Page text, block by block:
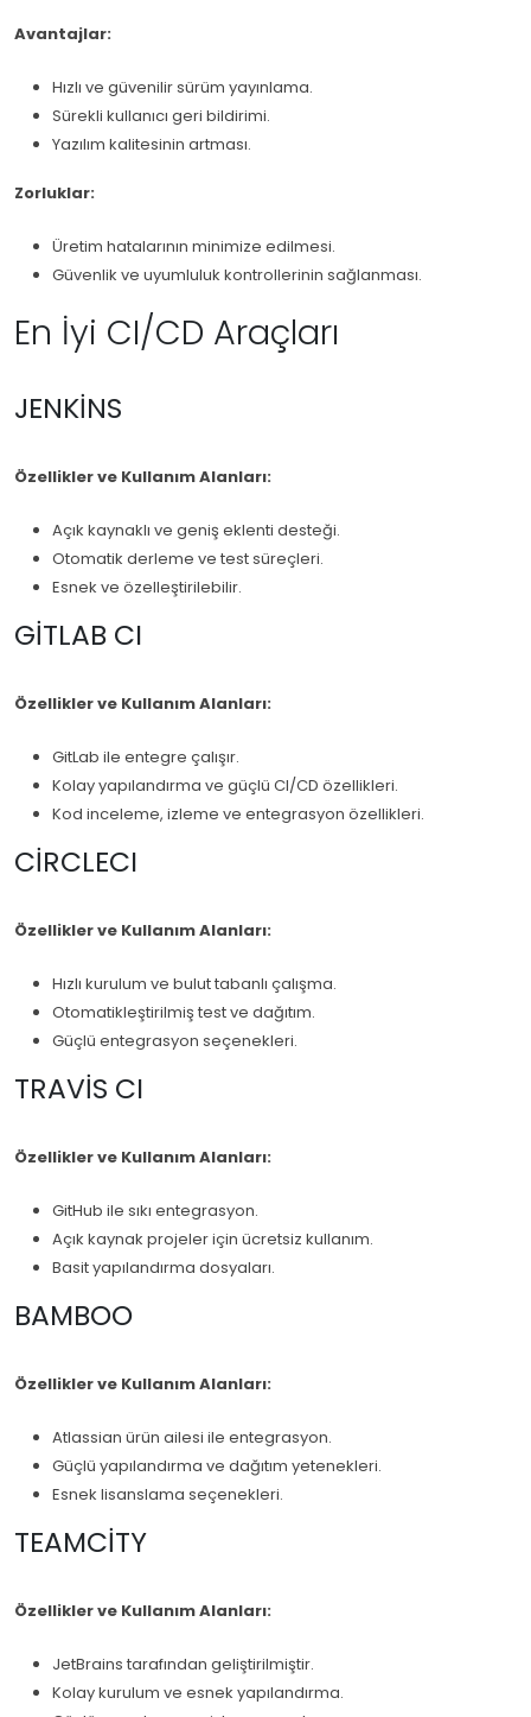
Avantajlar:
Hızlı ve güvenilir sürüm yayınlama.
Sürekli kullanıcı geri bildirimi.
Yazılım kalitesinin artması.
Zorluklar:
Üretim hatalarının minimize edilmesi.
Güvenlik ve uyumluluk kontrollerinin sağlanması.
En İyi CI/CD Araçları
JENKINS
Özellikler ve Kullanım Alanları:
Açık kaynaklı ve geniş eklenti desteği.
Otomatik derleme ve test süreçleri.
Esnek ve özelleştirilebilir.
GITLAB CI
Özellikler ve Kullanım Alanları:
GitLab ile entegre çalışır.
Kolay yapılandırma ve güçlü CI/CD özellikleri.
Kod inceleme, izleme ve entegrasyon özellikleri.
CIRCLECI
Özellikler ve Kullanım Alanları:
Hızlı kurulum ve bulut tabanlı çalışma.
Otomatikleştirilmiş test ve dağıtım.
Güçlü entegrasyon seçenekleri.
TRAVIS CI
Özellikler ve Kullanım Alanları:
GitHub ile sıkı entegrasyon.
Açık kaynak projeler için ücretsiz kullanım.
Basit yapılandırma dosyaları.
BAMBOO
Özellikler ve Kullanım Alanları:
Atlassian ürün ailesi ile entegrasyon.
Güçlü yapılandırma ve dağıtım yetenekleri.
Esnek lisanslama seçenekleri.
TEAMCITY
Özellikler ve Kullanım Alanları:
JetBrains tarafından geliştirilmiştir.
Kolay kurulum ve esnek yapılandırma.